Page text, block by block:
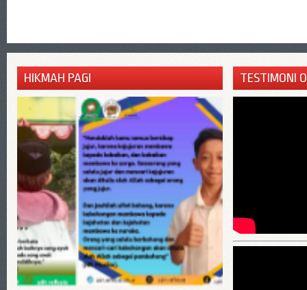
HIKMAH PAGI TESTIMONI